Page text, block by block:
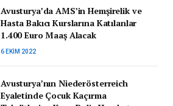
Avusturya’da AMS’in Hemşirelik ve
Hasta Bakıcı Kurslarına Katılanlar
1.400 Euro Maaş Alacak
6 EKIM 2022
Avusturya’nın Niederösterreich
Eyaletinde Çocuk Kaçırma